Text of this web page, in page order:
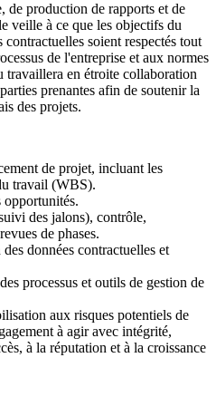
de production de rapports et de
veille à ce que les objectifs du
soient respectés tout
de l'entreprise et aux normes
travaillera en étroite collaboration
prenantes afin de soutenir la
des projets.
de projet, incluant les
travail (WBS).
opportunités.
des jalons), contrôle,
de phases.
données contractuelles et
processus et outils de gestion de
aux risques potentiels de
à agir avec intégrité,
à la réputation et à la croissance